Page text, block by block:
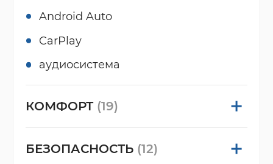
Android Auto
CarPlay
аудиосистема
КОМФОРТ (19)
БЕЗОПАСНОСТЬ (12)